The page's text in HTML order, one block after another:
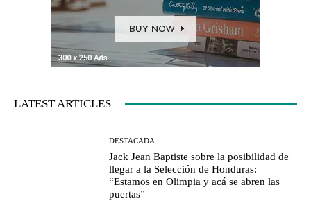
LATEST ARTICLES
DESTACADA
Jack Jean Baptiste sobre la posibilidad de
llegar a la Selección de Honduras:
“Estamos en Olimpia y acá se abren las
puertas”